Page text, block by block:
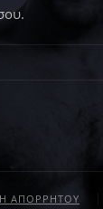
ΑΠΟΡΡΗΤΟΥ